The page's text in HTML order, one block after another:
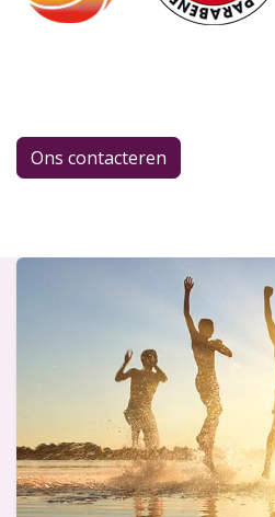
Ons contacteren